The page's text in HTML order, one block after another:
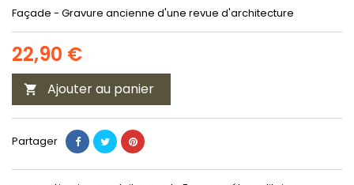
Façade - Gravure ancienne d'une revue d'architecture
22,90 €
 Ajouter au panier
Partager